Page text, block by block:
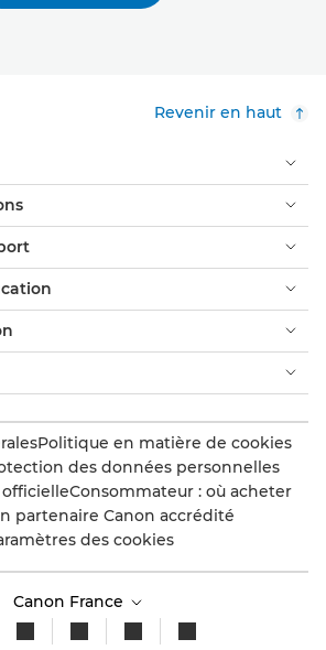
Revenir en haut
Politique en matière de cookies
des données personnelles
Consommateur : où acheter
partenaire Canon accrédité
des cookies
Canon France